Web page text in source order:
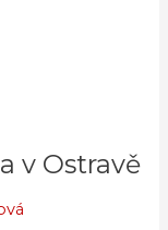
v Ostravě